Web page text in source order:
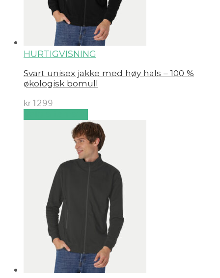
HURTIGVISNING
Svart unisex jakke med høy hals – 100 %
økologisk bomull
kr 1299